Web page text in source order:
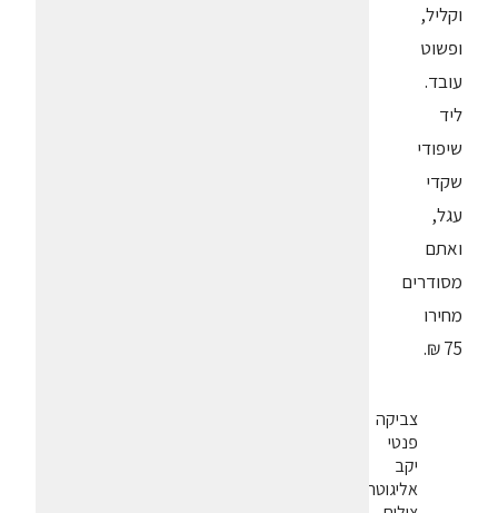
וקליל,
ופשוט
עובד.
ליד
שיפודי
שקדי
עגל,
ואתם
מסודרים
מחירו
75 ₪.
צביקה
פנטי
יקב
אליגוטה.